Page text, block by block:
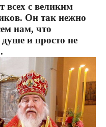
всех с великим
Он так нежно
нам, что
душе и просто не